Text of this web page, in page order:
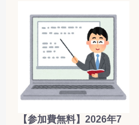
【参加費無料】2026年7